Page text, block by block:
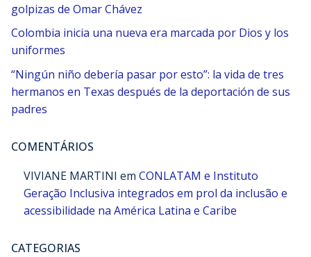
golpizas de Omar Chávez
Colombia inicia una nueva era marcada por Dios y los
uniformes
“Ningún niño debería pasar por esto”: la vida de tres
hermanos en Texas después de la deportación de sus
padres
COMENTÁRIOS
VIVIANE MARTINI em CONLATAM e Instituto
Geração Inclusiva integrados em prol da inclusão e
acessibilidade na América Latina e Caribe
CATEGORIAS